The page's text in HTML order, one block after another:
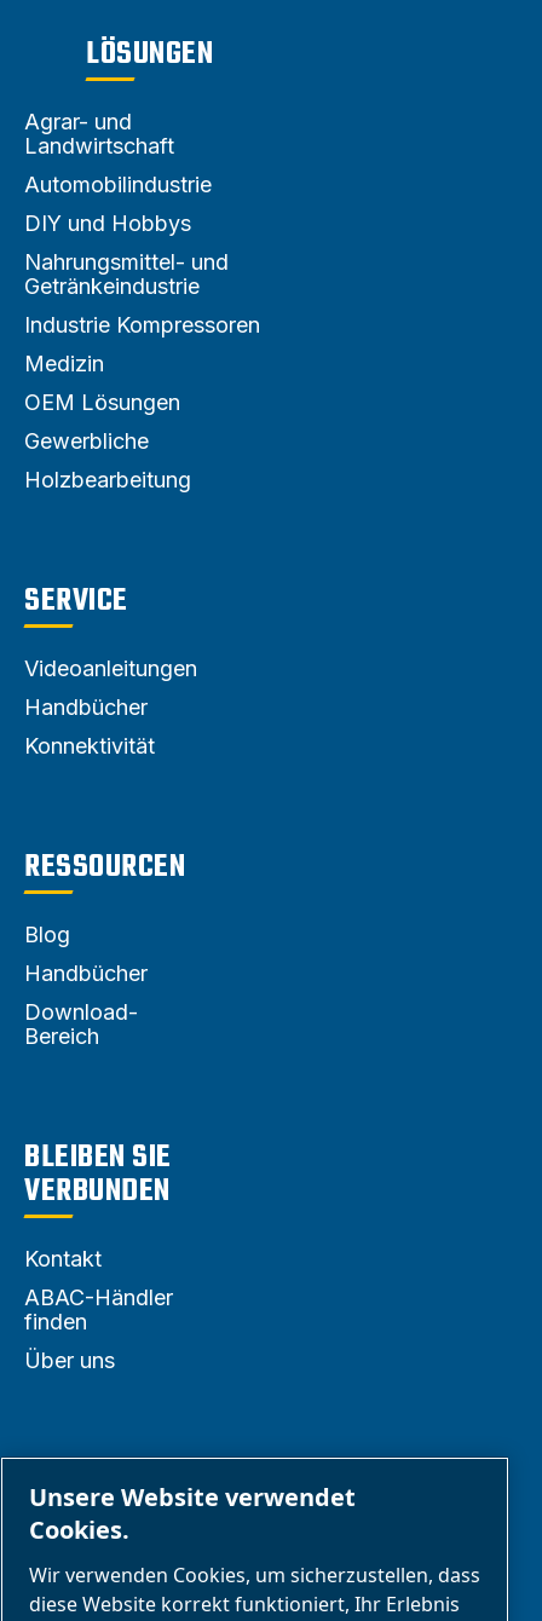
LÖSUNGEN
Agrar- und
Landwirtschaft
Automobilindustrie
DIY und Hobbys
Nahrungsmittel- und
Getränkeindustrie
Industrie Kompressoren
Medizin
OEM Lösungen
Gewerbliche
Holzbearbeitung
SERVICE
Videoanleitungen
Handbücher
Konnektivität
RESSOURCEN
Blog
Handbücher
Download-
Bereich
BLEIBEN SIE
VERBUNDEN
Kontakt
ABAC-Händler
finden
Über uns
PARTNER
E-Connect 2,0
Unsere Website verwendet
Cookies.
Wir verwenden Cookies, um sicherzustellen, dass
diese Website korrekt funktioniert, Ihr Erlebnis